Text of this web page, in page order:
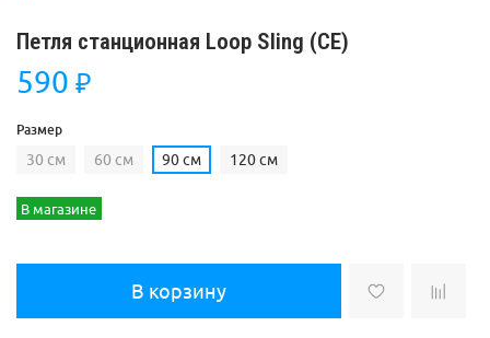
Петля станционная Loop Sling (CE)
590 ₽
Размер
30 см 60 см 90 см 120 см
В магазине
В корзину